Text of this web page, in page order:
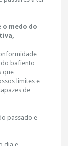
o medo do
bafiento
que
limites e
de
passado e